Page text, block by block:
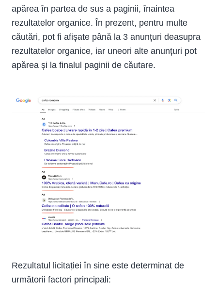
apărea în partea de sus a paginii, înaintea
rezultatelor organice. În prezent, pentru multe
căutări, pot fi afișate până la 3 anunțuri deasupra
rezultatelor organice, iar uneori alte anunțuri pot
apărea și la finalul paginii de căutare.
Rezultatul licitației în sine este determinat de
următorii factori principali: